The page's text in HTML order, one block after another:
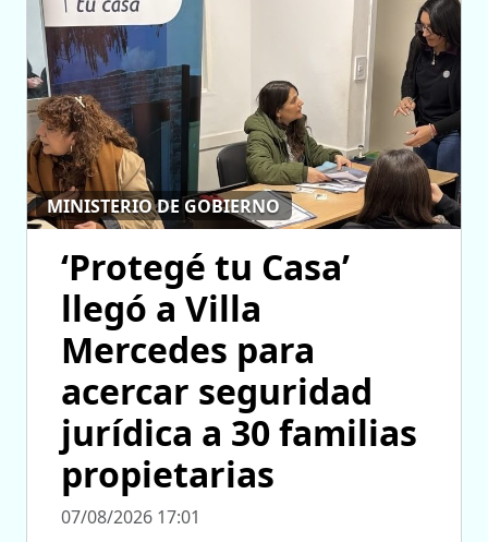
MINISTERIO DE GOBIERNO
‘Protegé tu Casa’
llegó a Villa
Mercedes para
acercar seguridad
jurídica a 30 familias
propietarias
07/08/2026 17:01